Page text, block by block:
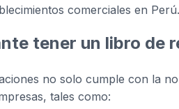
comerciales en Perú.
tener un libro de
no solo cumple con la
tales como: